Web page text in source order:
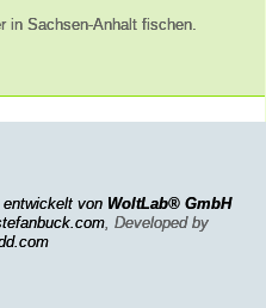
in Sachsen-Anhalt fischen.
entwickelt von WoltLab® GmbH
, Developed by